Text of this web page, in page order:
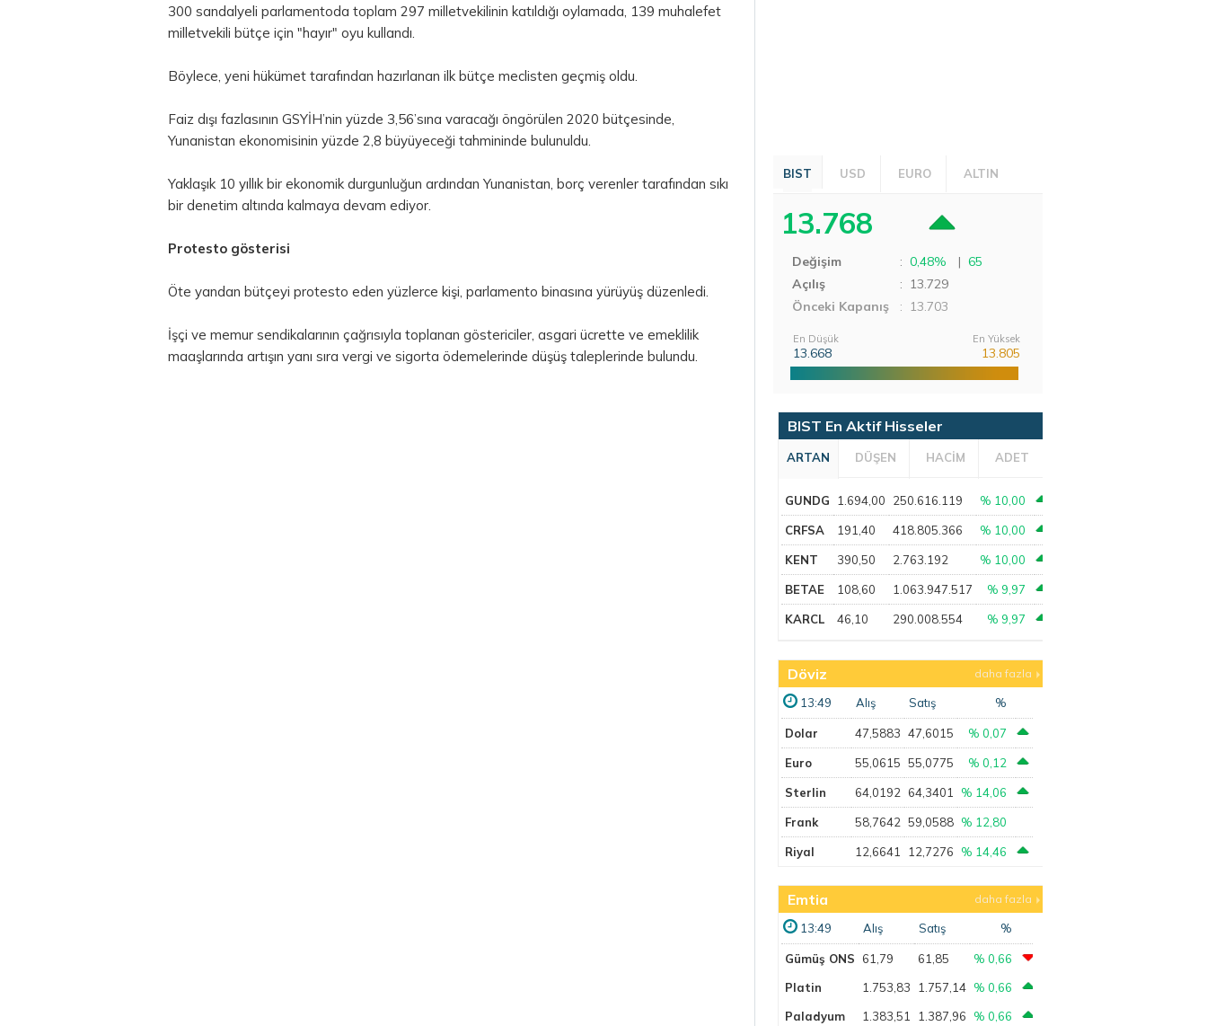
300 sandalyeli parlamentoda toplam 297 milletvekilinin katıldığı oylamada, 139 muhalefet
milletvekili bütçe için "hayır" oyu kullandı.
Böylece, yeni hükümet tarafından hazırlanan ilk bütçe meclisten geçmiş oldu.
Faiz dışı fazlasının GSYİH’nin yüzde 3,56’sına varacağı öngörülen 2020 bütçesinde,
Yunanistan ekonomisinin yüzde 2,8 büyüyeceği tahmininde bulunuldu.
Yaklaşık 10 yıllık bir ekonomik durgunluğun ardından Yunanistan, borç verenler tarafından sıkı
bir denetim altında kalmaya devam ediyor.
Protesto gösterisi
Öte yandan bütçeyi protesto eden yüzlerce kişi, parlamento binasına yürüyüş düzenledi.
İşçi ve memur sendikalarının çağrısıyla toplanan göstericiler, asgari ücrette ve emeklilik
maaşlarında artışın yanı sıra vergi ve sigorta ödemelerinde düşüş taleplerinde bulundu.
BIST USD EURO ALTIN
13.768
Değişim : 0,48% | 65
Açılış
: 13.729
Önceki Kapanış
: 13.703
En Düşük
13.668
En Yüksek
13.805
BIST En Aktif Hisseler
ARTAN DÜŞEN HACİM ADET
GUNDG 1.694,00 250.616.119 % 10,00
CRFSA 191,40 418.805.366 % 10,00
KENT 390,50 2.763.192 % 10,00
BETAE 108,60 1.063.947.517 % 9,97
KARCL 46,10 290.008.554 % 9,97
Döviz daha fazla
13:49 Alış Satış %
Dolar 47,5883 47,6015 % 0,07
Euro 55,0615 55,0775 % 0,12
Sterlin 64,0192 64,3401 % 14,06
Frank 58,7642 59,0588 % 12,80
Riyal 12,6641 12,7276 % 14,46
Emtia daha fazla
13:49 Alış Satış %
Gümüş ONS 61,79 61,85
% 0,66
Platin
1.753,83 1.757,14 % 0,66
Paladyum
1.383,51 1.387,96
% 0,66